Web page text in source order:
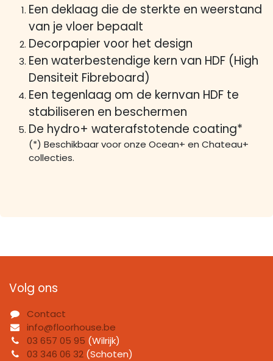
Een deklaag die de sterkte en weerstand
van je vloer bepaalt
Decorpapier voor het design
Een waterbestendige kern van HDF (High
Densiteit Fibreboard)
Een tegenlaag om de kernvan HDF te
stabiliseren en beschermen
De hydro+ waterafstotende coating*
(*) Beschikbaar voor onze Ocean+ en Chateau+
collecties.
Volg ons
Contact
info@floorhouse.be
03 657 05 95 (Wilrijk)
03 346 06 32 (Schoten)